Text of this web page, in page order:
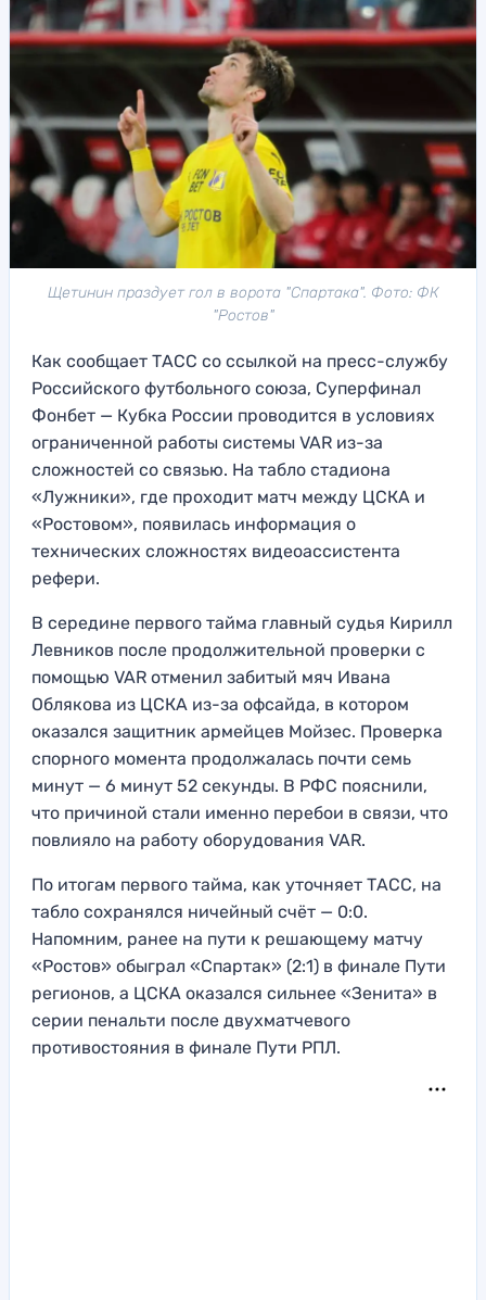
Щетинин праздует гол в ворота "Спартака". Фото: ФК
"Ростов"
Как сообщает ТАСС со ссылкой на пресс-службу
Российского футбольного союза, Суперфинал
Фонбет — Кубка России проводится в условиях
ограниченной работы системы VAR из-за
сложностей со связью. На табло стадиона
«Лужники», где проходит матч между ЦСКА и
«Ростовом», появилась информация о
технических сложностях видеоассистента
рефери.
В середине первого тайма главный судья Кирилл
Левников после продолжительной проверки с
помощью VAR отменил забитый мяч Ивана
Облякова из ЦСКА из-за офсайда, в котором
оказался защитник армейцев Мойзес. Проверка
спорного момента продолжалась почти семь
минут — 6 минут 52 секунды. В РФС пояснили,
что причиной стали именно перебои в связи, что
повлияло на работу оборудования VAR.
По итогам первого тайма, как уточняет ТАСС, на
табло сохранялся ничейный счёт — 0:0.
Напомним, ранее на пути к решающему матчу
«Ростов» обыграл «Спартак» (2:1) в финале Пути
регионов, а ЦСКА оказался сильнее «Зенита» в
серии пенальти после двухматчевого
противостояния в финале Пути РПЛ.